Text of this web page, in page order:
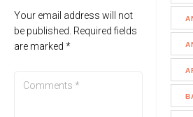
Your email address will not
be published. Required fields
are marked *